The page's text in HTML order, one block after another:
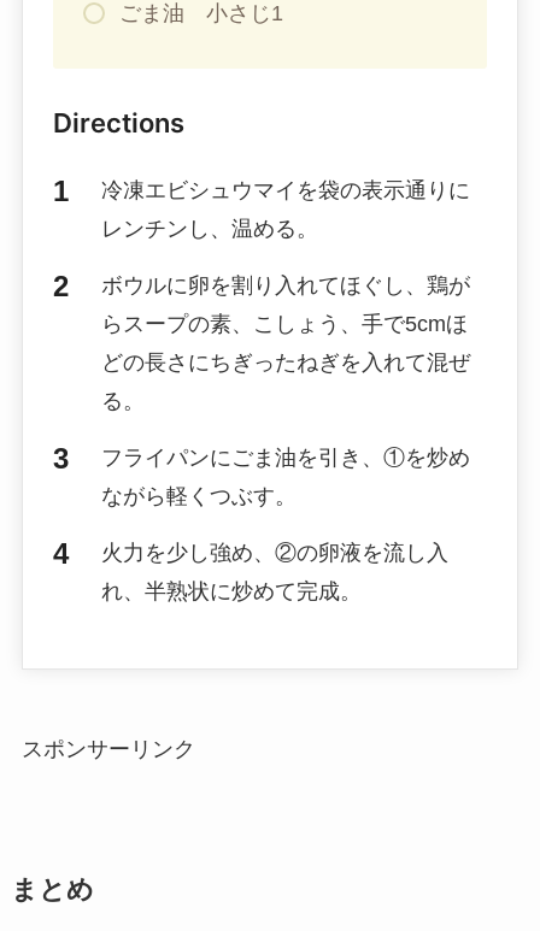
ごま油 小さじ1
Directions
冷凍エビシュウマイを袋の表示通りに
レンチンし、温める。
ボウルに卵を割り入れてほぐし、鶏が
らスープの素、こしょう、手で5cmほ
どの長さにちぎったねぎを入れて混ぜ
る。
フライパンにごま油を引き、①を炒め
ながら軽くつぶす。
火力を少し強め、②の卵液を流し入
れ、半熟状に炒めて完成。
スポンサーリンク
まとめ